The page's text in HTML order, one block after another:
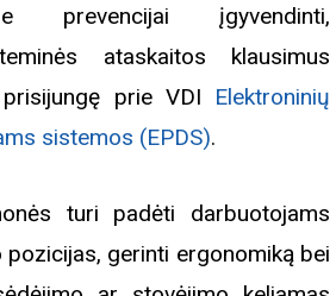
prevencijai įgyvendinti,
ataskaitos klausimus
prie VDI Elektroninių
sistemos (EPDS).
turi padėti darbuotojams
gerinti ergonomiką bei